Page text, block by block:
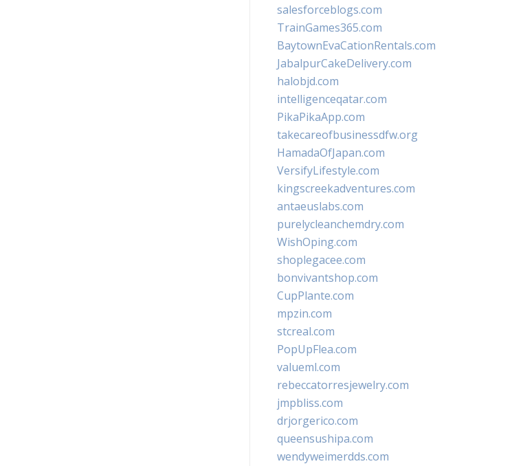
salesforceblogs.com
TrainGames365.com
BaytownEvaCationRentals.com
JabalpurCakeDelivery.com
halobjd.com
intelligenceqatar.com
PikaPikaApp.com
takecareofbusinessdfw.org
HamadaOfJapan.com
VersifyLifestyle.com
kingscreekadventures.com
antaeuslabs.com
purelycleanchemdry.com
WishOping.com
shoplegacee.com
bonvivantshop.com
CupPlante.com
mpzin.com
stcreal.com
PopUpFlea.com
valueml.com
rebeccatorresjewelry.com
jmpbliss.com
drjorgerico.com
queensushipa.com
wendyweimerdds.com